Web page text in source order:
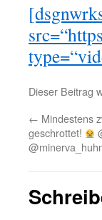
Dieser Beitrag
← Mindestens
geschrottet!